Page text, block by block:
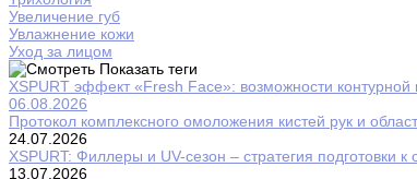
Увеличение губ
Увлажнение кожи
Уход за лицом
Показать теги
XSPURT эффект «Fresh Face»: возможности контурной
06.08.2026
Протокол комплексного омоложения кистей рук и
24.07.2026
XSPURT: Филлеры и UV-сезон – стратегия подготовки к
13.07.2026